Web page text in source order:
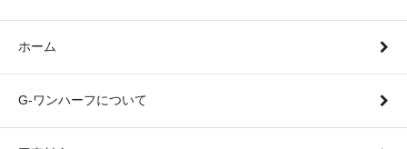
ホーム
G-ワンハーフについて